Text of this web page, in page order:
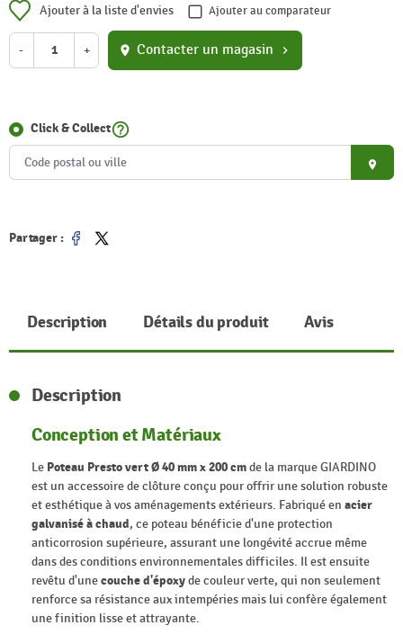
Ajouter à la liste d'envies Ajouter au comparateur
- + location_on Contacter un magasin chevron_right
Click & Collecthelp_outline
place
Partager :
Partager
Tweet
Description Détails du produit Avis
Description
Conception et Matériaux
Le Poteau Presto vert Ø 40 mm x 200 cmde la marque GIARDINO
est un accessoire de clôture conçu pour offrir une solution robuste
et esthétique à vos aménagements extérieurs. Fabriqué en acier
galvanisé à chaud, ce poteau bénéficie d'une protection
anticorrosion supérieure, assurant une longévité accrue même
dans des conditions environnementales difficiles. Il est ensuite
revêtu d'unecouche d'époxyde couleur verte, qui non seulement
renforce sa résistance aux intempéries mais lui confère également
une finition lisse et attrayante.